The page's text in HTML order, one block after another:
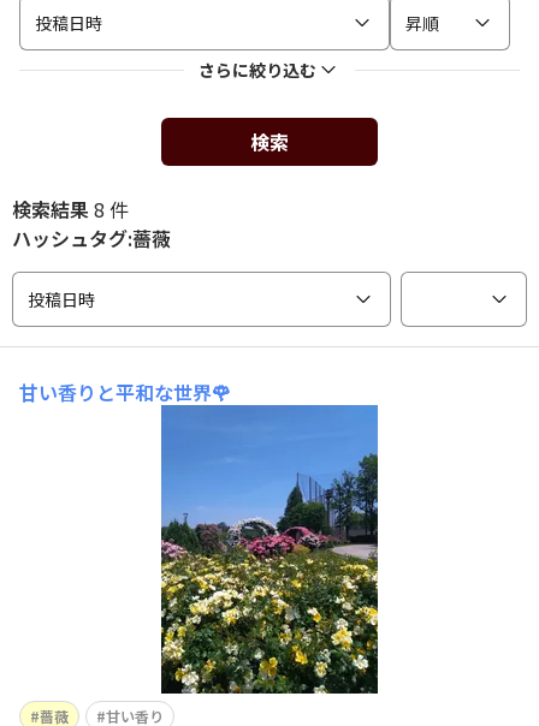
投稿日時
昇順
さらに絞り込む
検索
検索結果8 件
ハッシュタグ:薔薇
投稿日時
甘い香りと平和な世界🌹
薔薇 甘い香り